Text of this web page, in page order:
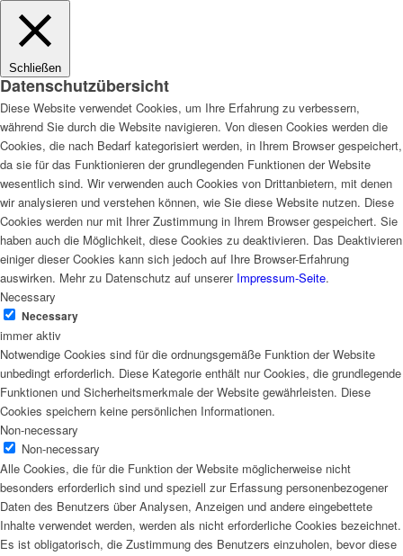
Schließen
Datenschutzübersicht
Diese Website verwendet Cookies, um Ihre Erfahrung zu verbessern,
während Sie durch die Website navigieren. Von diesen Cookies werden die
Cookies, die nach Bedarf kategorisiert werden, in Ihrem Browser gespeichert,
da sie für das Funktionieren der grundlegenden Funktionen der Website
wesentlich sind. Wir verwenden auch Cookies von Drittanbietern, mit denen
wir analysieren und verstehen können, wie Sie diese Website nutzen. Diese
Cookies werden nur mit Ihrer Zustimmung in Ihrem Browser gespeichert. Sie
haben auch die Möglichkeit, diese Cookies zu deaktivieren. Das Deaktivieren
einiger dieser Cookies kann sich jedoch auf Ihre Browser-Erfahrung
auswirken. Mehr zu Datenschutz auf unserer Impressum-Seite.
Necessary
Necessary
immer aktiv
Notwendige Cookies sind für die ordnungsgemäße Funktion der Website
unbedingt erforderlich. Diese Kategorie enthält nur Cookies, die grundlegende
Funktionen und Sicherheitsmerkmale der Website gewährleisten. Diese
Cookies speichern keine persönlichen Informationen.
Non-necessary
Non-necessary
Alle Cookies, die für die Funktion der Website möglicherweise nicht
besonders erforderlich sind und speziell zur Erfassung personenbezogener
Daten des Benutzers über Analysen, Anzeigen und andere eingebettete
Inhalte verwendet werden, werden als nicht erforderliche Cookies bezeichnet.
Es ist obligatorisch, die Zustimmung des Benutzers einzuholen, bevor diese